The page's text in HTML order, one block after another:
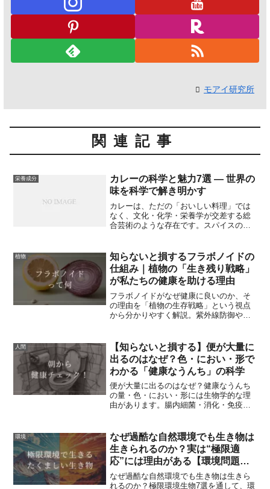
モアイ研究所
関連記事
栄養成分
カレーの科学と魅力7選 — 世界の
味を科学で解き明かす
カレーは、ただの「おいしい料理」では
なく、文化・化学・栄養学が交差する総
合芸術のような存在です。スパイスの香
ンスまで、カレーには「科学的に語れ
る」要素がたくさん詰まっています。本
記事では、カレーを科学的な視点で深掘
りし、世界のバリエーション、調理化
学、栄養学的利点、健康にまつわるエビ
デンス、家庭でできる実践テクニック、
そして意外と知られていないマイナーな
トピックまで、まとめます。
植物
知らないと損するフラボノイドの
仕組み｜植物の「生き残り戦略」
が私たちの健康を助ける理由
フラボノイドがなぜ健康に良いのか、そ
の理由を「植物の生存戦略」という視点
から分かりやすく解説。紫外線防御や昆
分かります。アントシアニン、カテキ
ン、ケルセチンなどの正体に迫る決定
版。
人間
【知らないと損する】便が大量に
出るのはなぜ？色・におい・形で
わかる「健康なうんち」の科学
便が大量に出るのはなぜ？健康なうんち
の量・色・におい・形には生物学的な理
由があります。腸内細菌・消化・免疫の
環境
なぜ過酷な自然環境でも生き物は
生きられるのか？実は“極限適
応”には理由がある【環境問題と
生物の関係も解説】
なぜ過酷な自然環境でも生き物は生きら
れるのか？極限環境生物7選を通して、環